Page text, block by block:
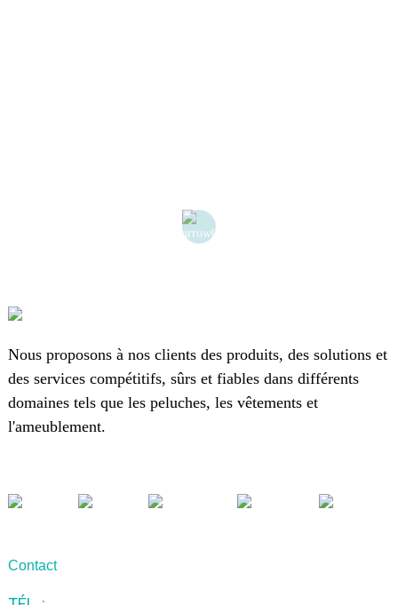
Nous proposons à nos clients des produits, des solutions et
des services compétitifs, sûrs et fiables dans différents
domaines tels que les peluches, les vêtements et
l'ameublement.
Contact